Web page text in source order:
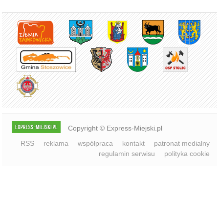
Copyright © Express-Miejski.pl
RSS
reklama współpraca kontakt
patronat medialny
regulamin serwisu
polityka cookie